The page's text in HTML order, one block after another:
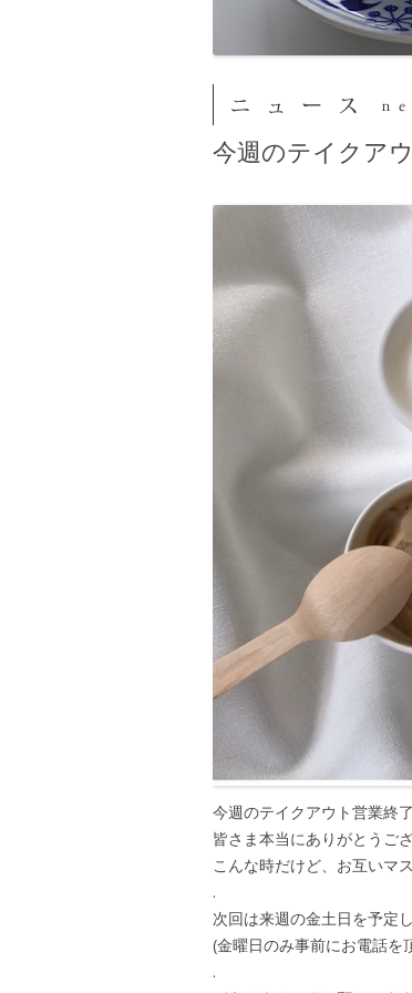
今週のテイクア
今週のテイクアウト営業終了
皆さま本当にありがとうご
こんな時だけど、お互いマ
.
次回は来週の金土日を予定し
(金曜日のみ事前にお電話を
.